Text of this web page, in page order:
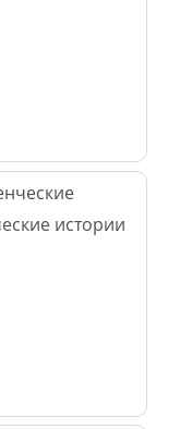
истории